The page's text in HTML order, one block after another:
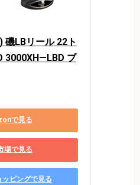
磯LBリール 22ト
3000XH―LBD ブ
で見る
場で見る
ピングで見る